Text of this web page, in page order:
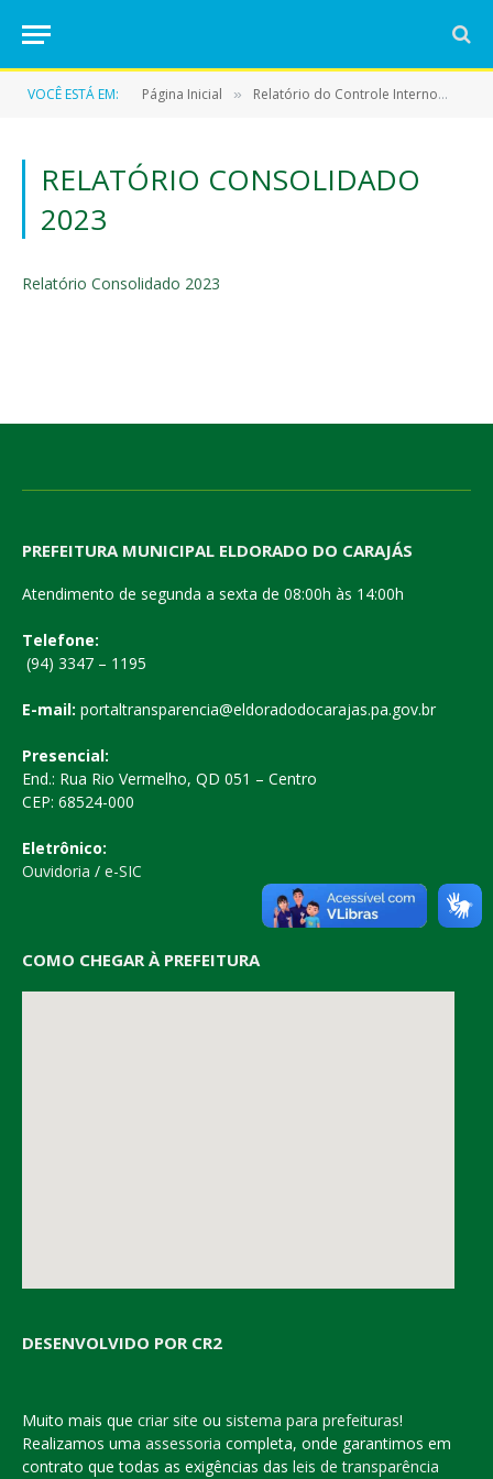
VOCÊ ESTÁ EM: Página Inicial » Relatório do Controle Interno
RELATÓRIO CONSOLIDADO
2023
Relatório Consolidado 2023
PREFEITURA MUNICIPAL ELDORADO DO CARAJÁS
Atendimento de segunda a sexta de 08:00h às 14:00h
Telefone:
(94) 3347 – 1195
E-mail: portaltransparencia@eldoradodocarajas.pa.gov.br
Presencial:
End.: Rua Rio Vermelho, QD 051 – Centro
CEP: 68524-000
Eletrônico:
Ouvidoria / e-SIC
COMO CHEGAR À PREFEITURA
DESENVOLVIDO POR CR2
Muito mais que criar site ou sistema para prefeituras!
Realizamos uma assessoria completa, onde garantimos em
contrato que todas as exigências das leis de transparência